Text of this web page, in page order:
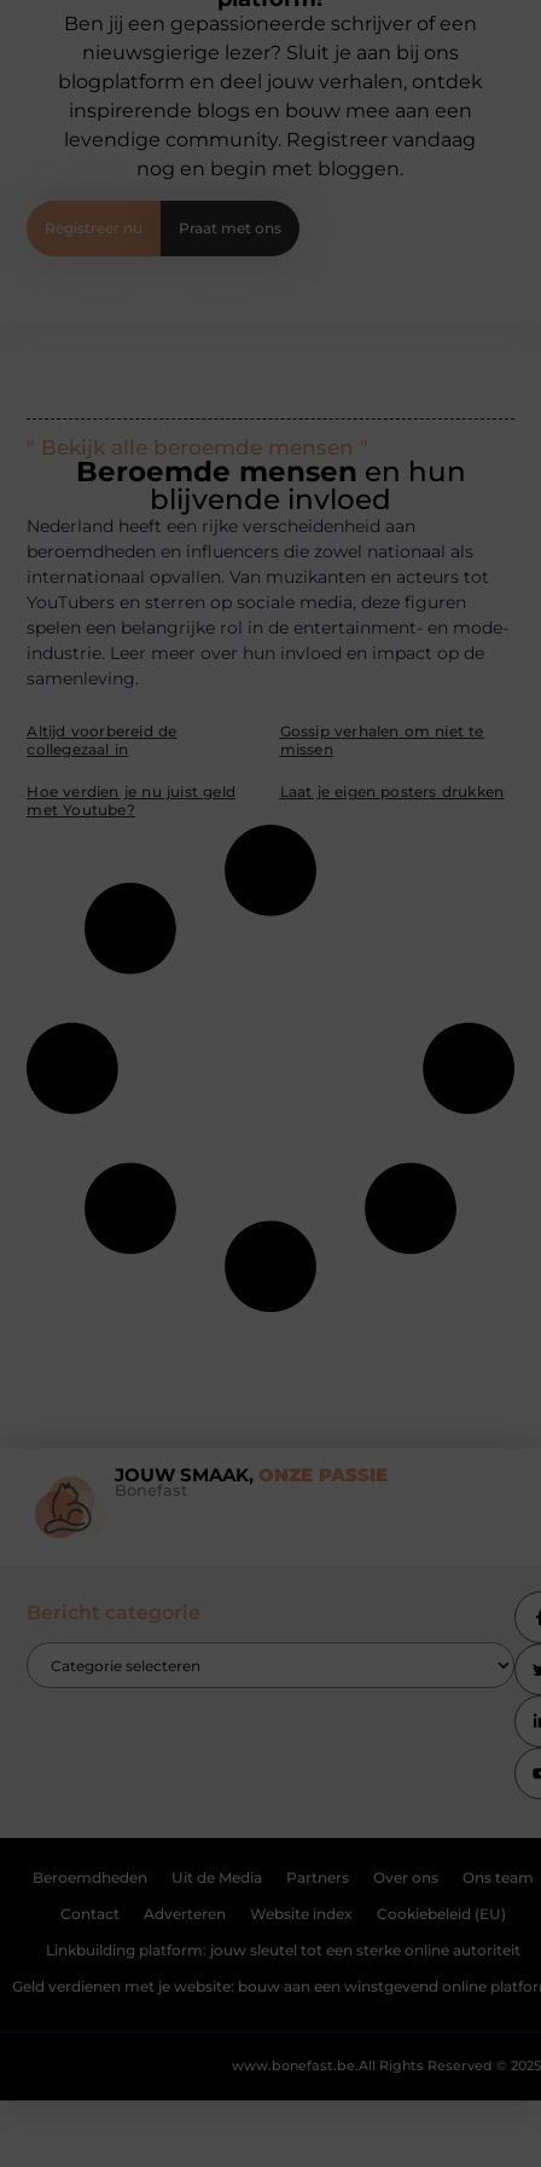
Ben jij een gepassioneerde schrijver of een
nieuwsgierige lezer? Sluit je aan bij ons
blogplatform en deel jouw verhalen, ontdek
inspirerende blogs en bouw mee aan een
levendige community. Registreer vandaag
nog en begin met bloggen.
Registreer nu Praat met ons
" Bekijk alle beroemde mensen "
Beroemde mensen en hun
blijvende invloed
Nederland heeft een rijke verscheidenheid aan
beroemdheden en influencers die zowel nationaal als
internationaal opvallen. Van muzikanten en acteurs tot
YouTubers en sterren op sociale media, deze figuren
spelen een belangrijke rol in de entertainment- en mode-
industrie. Leer meer over hun invloed en impact op de
samenleving.
Altijd voorbereid de
collegezaal in
Gossip verhalen om niet te
missen
Hoe verdien je nu juist geld
met Youtube?
Laat je eigen posters drukken
JOUW SMAAK, ONZE PASSIE
Bonefast
Bericht categorie
Beroemdheden Uit de Media Partners Over ons Ons team
Contact Adverteren Website index Cookiebeleid (EU)
Linkbuilding platform: jouw sleutel tot een sterke online autoriteit
Geld verdienen met je website: bouw aan een winstgevend online
All Rights Reserved © 2025
www.bonefast.be.